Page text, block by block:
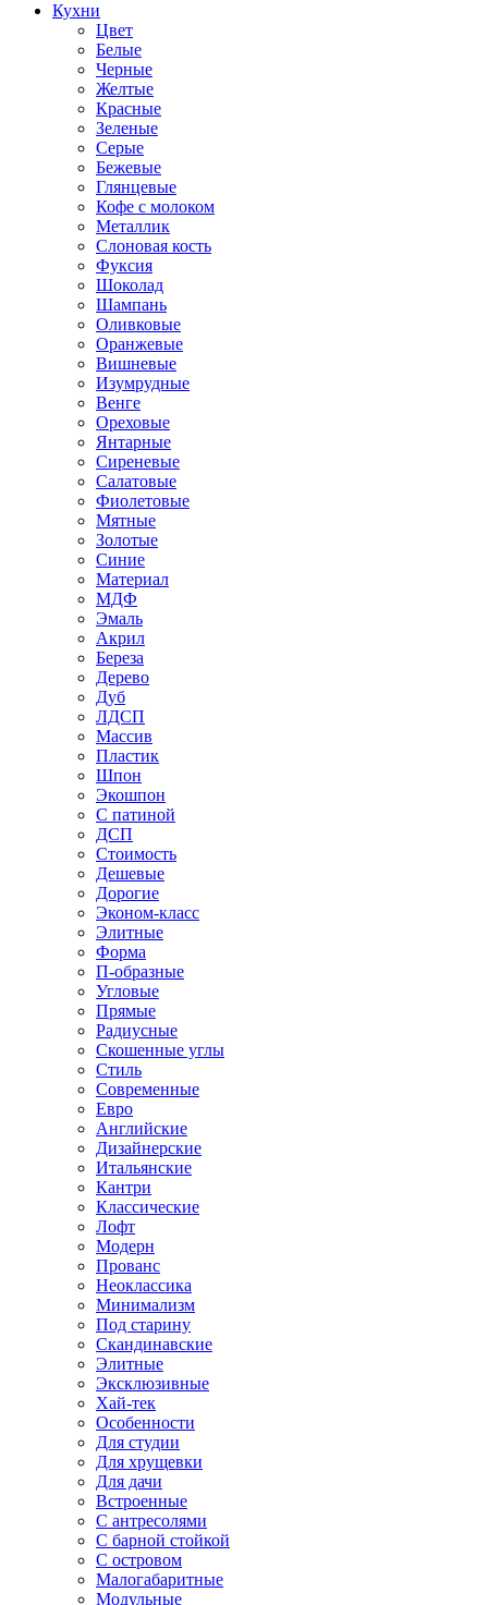
Кухни
Цвет
Белые
Черные
Желтые
Красные
Зеленые
Серые
Бежевые
Глянцевые
Кофе с молоком
Металлик
Слоновая кость
Фуксия
Шоколад
Шампань
Оливковые
Оранжевые
Вишневые
Изумрудные
Венге
Ореховые
Янтарные
Сиреневые
Салатовые
Фиолетовые
Мятные
Золотые
Синие
Материал
МДФ
Эмаль
Акрил
Береза
Дерево
Дуб
ЛДСП
Массив
Пластик
Шпон
Экошпон
С патиной
ДСП
Стоимость
Дешевые
Дорогие
Эконом-класс
Элитные
Форма
П-образные
Угловые
Прямые
Радиусные
Скошенные углы
Стиль
Современные
Евро
Английские
Дизайнерские
Итальянские
Кантри
Классические
Лофт
Модерн
Прованс
Неоклассика
Минимализм
Под старину
Скандинавские
Элитные
Эксклюзивные
Хай-тек
Особенности
Для студии
Для хрущевки
Для дачи
Встроенные
С антресолями
С барной стойкой
С островом
Малогабаритные
Модульные